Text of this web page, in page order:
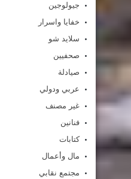
جيولوجين
خفايا واسرار
سلايد شو
صحفيين
صيادلة
عربي ودولي
غير مصنف
فنانين
كتابات
مال وأعمال
مجتمع نقابي